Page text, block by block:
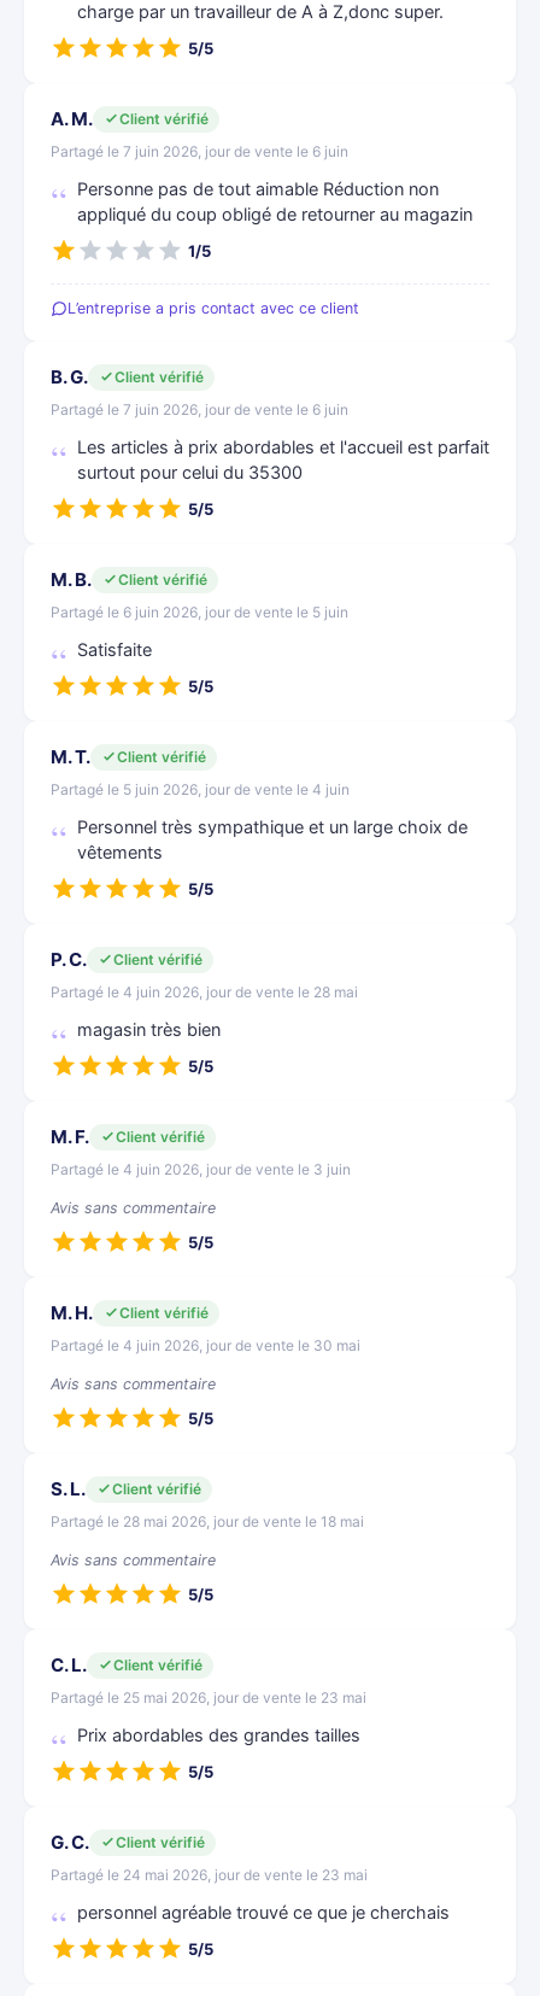
charge par un travailleur de A à Z,donc super.
5/5
A. M.
Client vérifié
Partagé le 7 juin 2026, jour de vente le 6 juin
Personne pas de tout aimable Réduction non
appliqué du coup obligé de retourner au magazin
1/5
L’entreprise a pris contact avec ce client
B. G.
Client vérifié
Partagé le 7 juin 2026, jour de vente le 6 juin
Les articles à prix abordables et l'accueil est parfait
surtout pour celui du 35300
5/5
M. B.
Client vérifié
Partagé le 6 juin 2026, jour de vente le 5 juin
Satisfaite
5/5
M. T.
Client vérifié
Partagé le 5 juin 2026, jour de vente le 4 juin
Personnel très sympathique et un large choix de
vêtements
5/5
P. C.
Client vérifié
Partagé le 4 juin 2026, jour de vente le 28 mai
magasin très bien
5/5
M. F.
Client vérifié
Partagé le 4 juin 2026, jour de vente le 3 juin
Avis sans commentaire
5/5
M. H.
Client vérifié
Partagé le 4 juin 2026, jour de vente le 30 mai
Avis sans commentaire
5/5
S. L.
Client vérifié
Partagé le 28 mai 2026, jour de vente le 18 mai
Avis sans commentaire
5/5
C. L.
Client vérifié
Partagé le 25 mai 2026, jour de vente le 23 mai
Prix abordables des grandes tailles
5/5
G. C.
Client vérifié
Partagé le 24 mai 2026, jour de vente le 23 mai
personnel agréable trouvé ce que je cherchais
5/5